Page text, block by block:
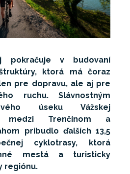
pokračuje v budovaní
ktorá má čoraz
pre dopravu, ale aj pre
ruchu. Slávnostným
úseku Vážskej
medzi Trenčínom a
pribudlo ďalších 13,5
cyklotrasy, ktorá
mestá a turisticky
regiónu.